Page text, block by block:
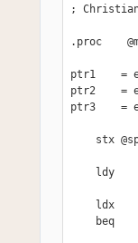
; Christian
.proc
ptr1    =
ptr2    =
ptr3    =